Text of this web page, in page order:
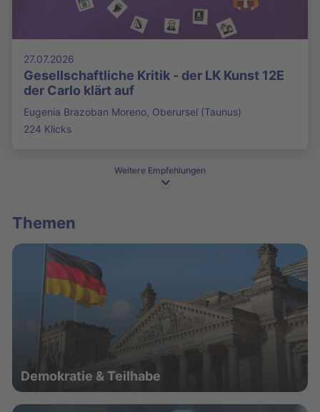
27.07.2026
Gesellschaftliche Kritik - der LK Kunst 12E
der Carlo klärt auf
Eugenia Brazoban Moreno, Oberursel (Taunus)
224 Klicks
Weitere Empfehlungen
Themen
Demokratie & Teilhabe